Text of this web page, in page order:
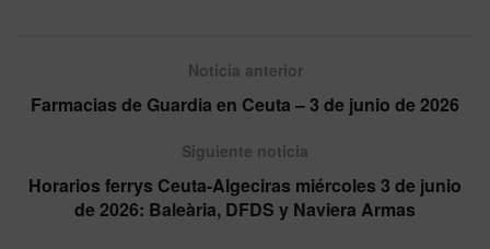
Noticia anterior
Farmacias de Guardia en Ceuta – 3 de junio de 2026
Siguiente noticia
Horarios ferrys Ceuta-Algeciras miércoles 3 de junio
de 2026: Baleària, DFDS y Naviera Armas